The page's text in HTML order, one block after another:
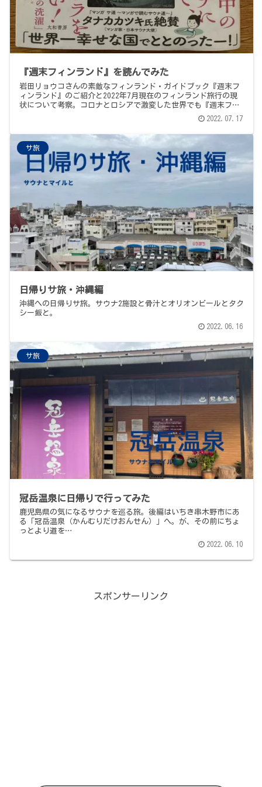
『週末フィンランド』を読んでみた
岩田リョウコさんの素敵なフィンランド・ガイドブック『週末フ
ィンランド』のご紹介と2022年7月現在のフィンランド旅行の現
状について考察。コロナとロシアで激変した世界でも『週末フィ
2022.07.17
サ旅
日帰りサ旅・沖縄編
沖縄への日帰りサ旅。サウナ2施設と骨汁とオリオンビールとタク
シー飯と。
2022.06.16
サ旅
冠岳温泉に日帰りで行ってみた
鹿児島県の気になるサウナを巡る旅。後編はいちき串木野市にあ
る「冠岳温泉（かんむりだけおんせん）」へ。が、その前にちょ
っとより道を…
2022.06.10
スポンサーリンク